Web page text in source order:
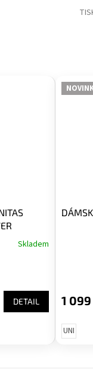
Skladem
DETAIL 1
UNI